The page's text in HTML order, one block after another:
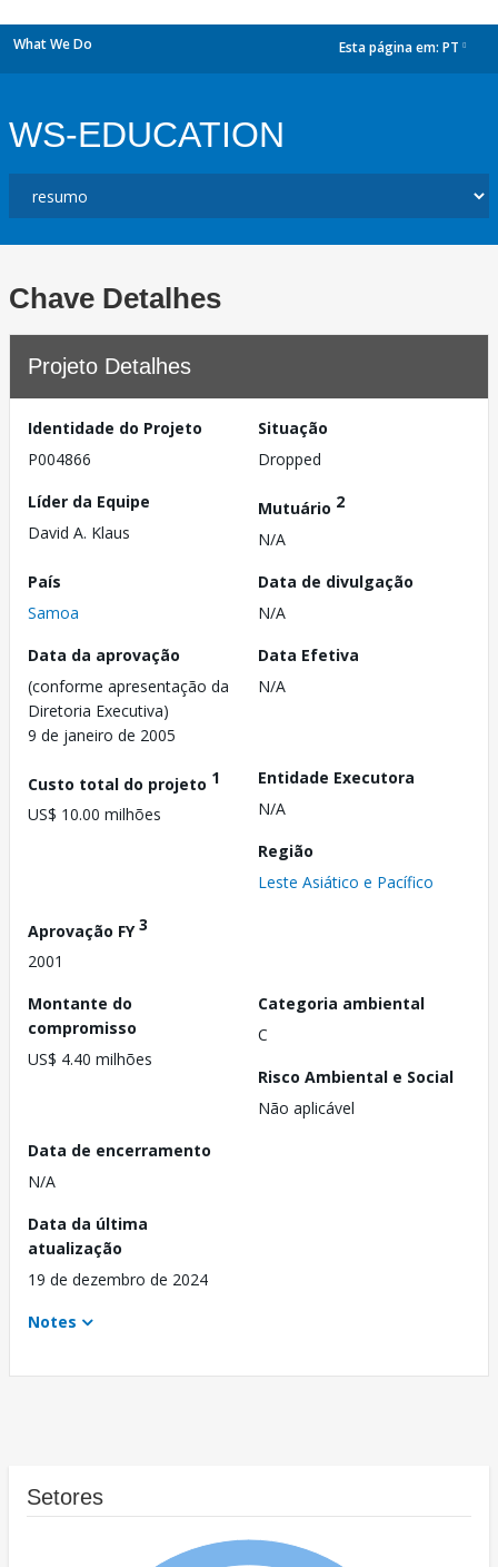
What We Do Esta página em: PT
WS-EDUCATION
Chave Detalhes
Projeto Detalhes
Identidade do Projeto
P004866
Situação
Dropped
Líder da Equipe
David A. Klaus
Mutuário 2
N/A
País
Samoa
Data de divulgação
N/A
Data da aprovação
(conforme apresentação da
Diretoria Executiva)
9 de janeiro de 2005
Data Efetiva
N/A
Custo total do projeto 1
US$ 10.00 milhões
Entidade Executora
N/A
Região
Leste Asiático e Pacífico
Aprovação FY3
2001
Montante do
compromisso
US$ 4.40 milhões
Categoria ambiental
C
Risco Ambiental e Social
Não aplicável
Data de encerramento
N/A
Data da última
atualização
19 de dezembro de 2024
Notes
Setores